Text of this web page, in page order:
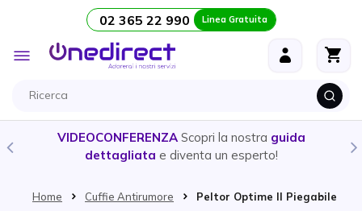
Salta al contenuto 02 365 22 990 Linea Gratuita
Toggle
Nav
VIDEOCONFERENZA Scopri la nostra guida
dettagliata e diventa un esperto!
Home Cuffie Antirumore Peltor Optime II Piegabile